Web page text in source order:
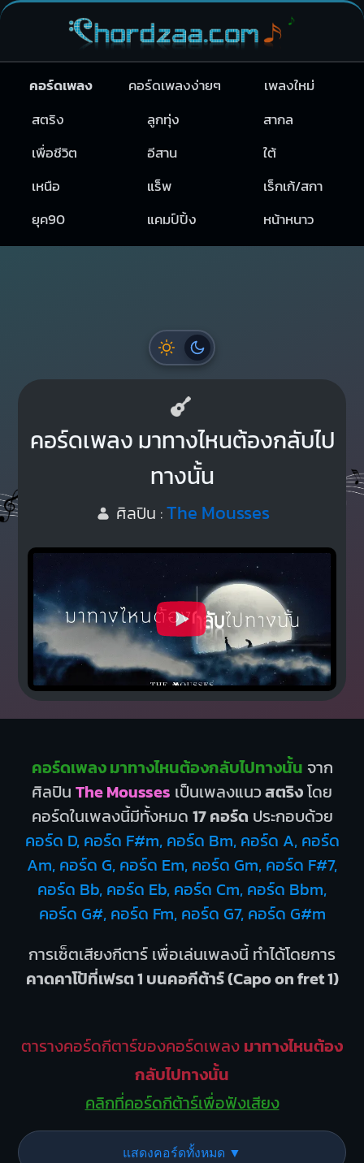
คอร์ดเพลง คอร์ดเพลงง่ายๆ
เพลงใหม่
สตริง
ลูกทุ่ง
สากล
เพื่อชีวิต
อีสาน
ใต้
เหนือ
แร็พ
เร็กเก้/สกา
ยุค90
แคมป์ปิ้ง หน้าหนาว
คอร์ดเพลง มาทางไหนต้องกลับไป
ทางนั้น
ศิลปิน :The Mousses
คอร์ดเพลง มาทางไหนต้องกลับไปทางนั้น จาก
ศิลปิน The Mousses เป็นเพลงแนวสตริงโดย
คอร์ดในเพลงนี้มีทั้งหมด 17 คอร์ด ประกอบด้วย
คอร์ด D, คอร์ด F#m, คอร์ด Bm, คอร์ด A, คอร์ด
Am, คอร์ด G, คอร์ด Em, คอร์ด Gm, คอร์ด F#7,
คอร์ด Bb, คอร์ด Eb, คอร์ด Cm, คอร์ด Bbm,
คอร์ด G#, คอร์ด Fm, คอร์ด G7, คอร์ด G#m
การเซ็ตเสียงกีตาร์ เพื่อเล่นเพลงนี้ ทำได้โดยการ
คาดคาโป้ที่เฟรต 1 บนคอกีต้าร์ (Capo on fret 1)
ตารางคอร์ดกีตาร์ของคอร์ดเพลง มาทางไหนต้อง
กลับไปทางนั้น
คลิกที่คอร์ดกีต้าร์เพื่อฟังเสียง
แสดงคอร์ดทั้งหมด ▼